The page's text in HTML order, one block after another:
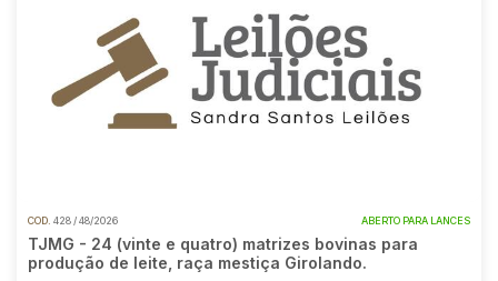
COD. 428 / 48/2026 ABERTO PARA LANCES
TJMG - 24 (vinte e quatro) matrizes bovinas para
produção de leite, raça mestiça Girolando.